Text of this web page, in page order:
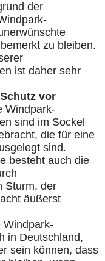
der
zu bleiben.
ist daher sehr
vor
Windpark-
sind im Sockel
die für eine
sind.
besteht auch die
Sturm, der
äußerst
Windpark-
in Deutschland,
sein können, dass